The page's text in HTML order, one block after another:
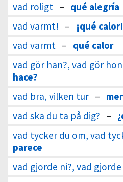
vad roligt – qué alegría
vad varmt! –
¡qué calor!
vad varmt – qué calor
vad gör han?, vad gör
hace?
vad bra, vilken tur –
vad ska du ta på dig? –
vad tycker du om, vad
parece
vad gjorde ni?, vad gjorde